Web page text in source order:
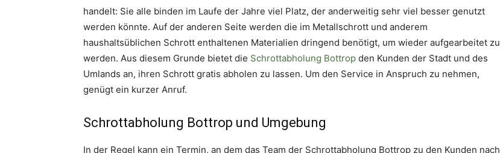
handelt: Sie alle binden im Laufe der Jahre viel Platz, der anderweitig sehr viel besser genutzt
werden könnte. Auf der anderen Seite werden die im Metallschrott und anderem
haushaltsüblichen Schrott enthaltenen Materialien dringend benötigt, um wieder aufgearbeitet zu
werden. Aus diesem Grunde bietet die Schrottabholung Bottrop den Kunden der Stadt und des
Umlands an, ihren Schrott gratis abholen zu lassen. Um den Service in Anspruch zu nehmen,
genügt ein kurzer Anruf.
Schrottabholung Bottrop und Umgebung
In der Regel kann ein Termin, an dem das Team der Schrottabholung Bottrop zu den Kunden nach